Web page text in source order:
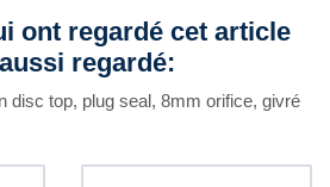
ont regardé cet article
regardé:
disc top, plug seal, 8mm orifice, givré